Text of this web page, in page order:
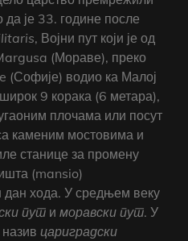
је 33. године после
, Војни пут који је од
(Мораве), преко
водио ка Малој
9 корака (6 метара),
плочама или посут
каменим мостовима и
станице за промену
(mansio)
дан хода. У средњем веку
пут и моравски пут. У
назив цариградски